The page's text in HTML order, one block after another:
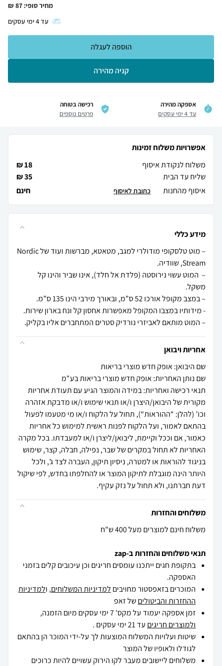
מחיר סופי: 87
₪
עד4ימי עסקים
קניה מהירה
הוספה לעגלה
אספקה מהירה
עד 4 ימי עסקים
רכישה בטוחה
פרטים נוספים
אפשרויות משלוח זמינות
משלוח לנקודת איסוף
18 ₪
שליח עד הבית
35 ₪
איסוף מהחנות
חינם כתובת לאיסוף
מידע כללי
– מוט טלסקופי מודולרי למגב, מטאטא, מברשות ועוד של Nordic
– המוט עשוי נירוסטה (פלדת אל חלד), אינו שביר והינו קל
– המוט מותאם לאביזרי נורדיק סטרים המתחברים אליו בקליק.
אחריות ויבואן
שם היבואן: אופק חדש מוצרי בריאות
שם נותן האחריות: אופק חדש מוצרי בריאות בע"מ
תנאי רכישה ואחריות: במידה והמוצר הגיע עם תעודת אחריות
מקורית של היבואן/היצרן ו/או תנאי שימוש ו/או מדבקת אזהרה
וכו’ (להלן: “ההוראות“), תחול על הלקוח ו/או מי מטעמו לפעול
בהתאם לאמור, ועל הלקוח לפנות ראשית למימוש כל אחריות
כאמור, אם וככל וקיימת, ליבואן/ליצרן ו/או למעבדתו. בכל מקרה
האחריות לא תחול במקרים של שבר, נפילה, חבלה, קצר, שימוש
בניגוד להוראות או למטרה, ניסיון תיקון, העברה לצד ג’, ולכל
היותר הינה מוגבלת לתיקון המוצר או להחלפתו בחדש, לפי שיקול
דעת חברתנו, ולא תחול על נזק עקיף.
משלוחים והחזרות
משלוח חינם למוצרים מעל 400 ש"ח
תנאי משלוחים והחזרות ב-zap
בתקופת חגים ייתכנו עומסים חריגים וכן עיכובים קלים בזמני
האספקה.
המוכרים בזאפסטור מחויבים למדיניות המשלוחים, ולמדיניות
ההחזרות והביטוליםשל זאפ
זמן אספקה יעמוד על מקס' 7 ימי עסקים מיום הזמנה,
ולמוצרים חריגים עד 21 ימי עסקים .
שיטות ועלויות המשלוח המוצעות לך על-ידי המוכר הן בהתאם
לגודלו ולאופיו של המוצר
משלוחים ליישובים מעבר לקו הירוק עשויים להיות כרוכים